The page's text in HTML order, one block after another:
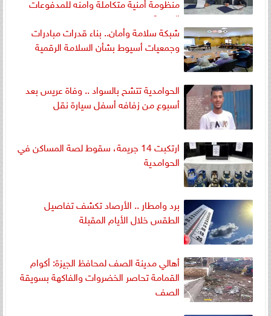
الرقمية
شبكة سلامة وأمان.. بناء قدرات مبادرات
وجمعيات أسيوط بشأن السلامة الرقمية
الحوامدية تتشح بالسواد .. وفاة عريس بعد
أسبوع من زفافه أسفل سيارة نقل
ارتكبت 14 جريمة، سقوط لصة المساكن في
الحوامدية
برد وامطار .. الأرصاد تكشف تفاصيل
الطقس خلال الأيام المقبلة
أهالي مدينة الصف لمحافظ الجيزة: أكوام
القمامة تحاصر الخضروات والفاكهة بسويقة
الصف